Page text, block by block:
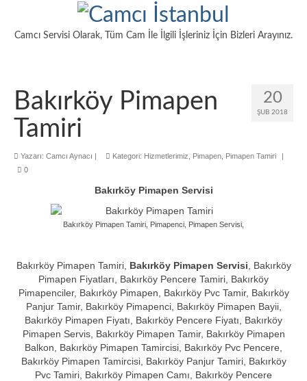
Camcı Servisi Olarak, Tüm Cam İle İlgili İşleriniz İçin Bizleri Arayınız.
20
ŞUB 2018
Bakırköy Pimapen
Tamiri
Yazarı: Camcı Aynacı | Kategori: Hizmetlerimiz Pimapen Pimapen Tamiri
|
0
Bakırköy Pimapen Servisi
Bakırköy Pimapen Tamiri, Pimapenci, Pimapen Servisi,
Bakırköy Pimapen Tamiri, Bakırköy Pimapen Servisi , Bakırköy
Pimapen Fiyatları, Bakırköy Pencere Tamiri, Bakırköy
Pimapenciler, Bakırköy Pimapen, Bakırköy Pvc Tamir, Bakırköy
Panjur Tamir, Bakırköy Pimapenci, Bakırköy Pimapen Bayii,
Bakırköy Pimapen Fiyatı, Bakırköy Pencere Fiyatı, Bakırköy
Pimapen Servis, Bakırköy Pimapen Tamir, Bakırköy Pimapen
Balkon, Bakırköy Pimapen Tamircisi, Bakırköy Pvc Pencere,
Bakırköy Pimapen Tamircisi, Bakırköy Panjur Tamiri, Bakırköy
Pvc Tamiri, Bakırköy Pimapen Camı, Bakırköy Pencere